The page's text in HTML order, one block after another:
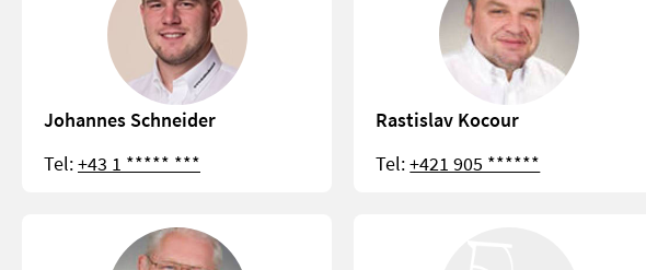
Johannes Schneider
Tel:+43 1 ***** ***
Rastislav Kocour
Tel:+421 905 ******